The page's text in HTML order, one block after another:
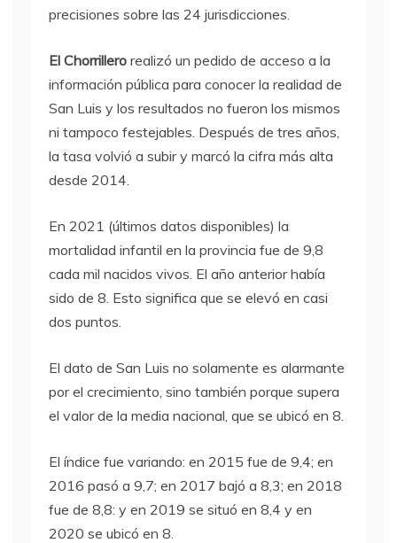
precisiones sobre las 24 jurisdicciones.
El Chorrillero realizó un pedido de acceso a la
información pública para conocer la realidad de
San Luis y los resultados no fueron los mismos
ni tampoco festejables. Después de tres años,
la tasa volvió a subir y marcó la cifra más alta
desde 2014.
En 2021 (últimos datos disponibles) la
mortalidad infantil en la provincia fue de 9,8
cada mil nacidos vivos. El año anterior había
sido de 8. Esto significa que se elevó en casi
dos puntos.
El dato de San Luis no solamente es alarmante
por el crecimiento, sino también porque supera
el valor de la media nacional, que se ubicó en 8.
El índice fue variando: en 2015 fue de 9,4; en
2016 pasó a 9,7; en 2017 bajó a 8,3; en 2018
fue de 8,8: y en 2019 se situó en 8,4 y en
2020 se ubicó en 8.